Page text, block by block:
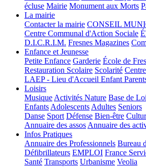
écluse Mairie Monument aux Morts
La mairie
Contacter la mairie CONSEIL
Centre Communal d'Action Sociale
D.I.C.R.I.M. Fresnes Magazines
Enfance et Jeunesse
Petite Enfance Garderie École de
Restauration Scolaire Scolarité
LAEP - Lieu d'Accueil Enfant
Loisirs
MusiqueActivités Nature Base de
EnfantsAdolescentsAdultes Seniors
Danse Sport Défense Bien-être
Annuaire des assosAnnuaire des
Infos Pratiques
Annuaire des Professionnels Bureau
Défibrillateurs EMPLOI France
Santé Transports Urbanisme Veolia